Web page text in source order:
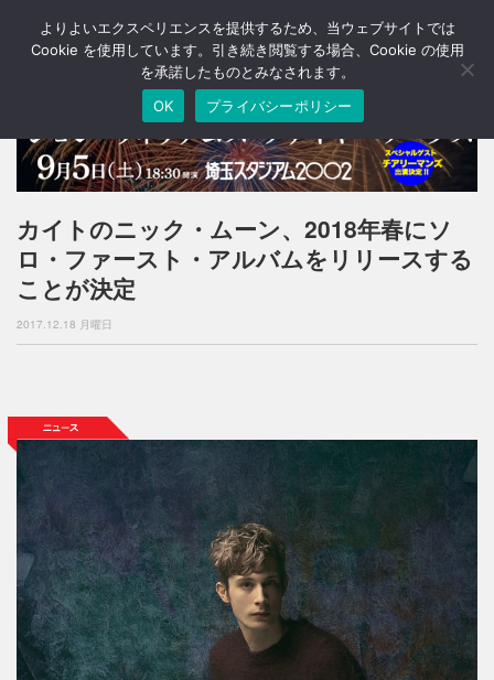
T
o
a
v
a
n
カイトのニック・ムーン、2018年春にソ
ロ・ファースト・アルバムをリリースする
ことが決定
2017.12.18 月曜日
よりよいエクスペリエンスを提供するため、当ウェブサイトでは
Cookie を使用しています。引き続き閲覧する場合、Cookie の使用
を承諾したものとみなされます。
OK
プライバシーポリシー